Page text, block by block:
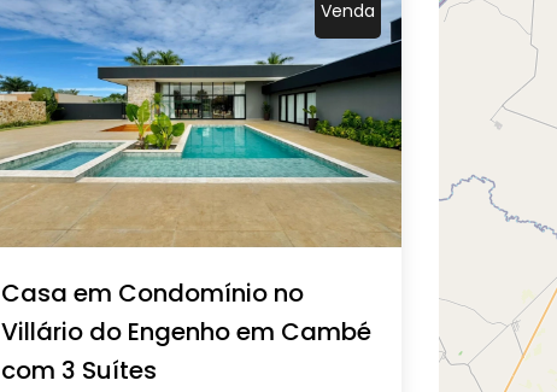
Venda
Casa em Condomínio no
Villário do Engenho em Cambé
com 3 Suítes